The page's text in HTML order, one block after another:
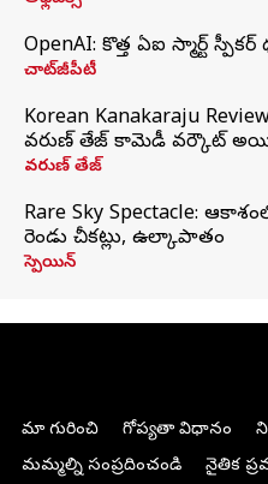
OpenAI: కొత్త ఏఐ స్మార్ట్
చాట్‌జీపీటీ
Korean Kanakaraju
వరుణ్ తేజ్ కామెడీ వర్కౌట్
వరుణ్ తేజ్
Rare Sky Spectacle:
రెండు చీకట్లు, ఉల్కాపాతం
స్పెయిన్
మా గురించి గోప్యతా విధానం
మమ్మల్ని సంప్రదించండి
నైతిక